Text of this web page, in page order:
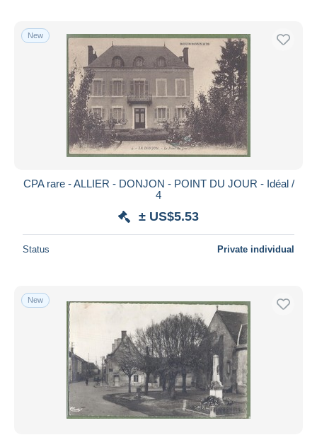
New
CPA rare - ALLIER - DONJON - POINT DU JOUR - Idéal /
4
± US$5.53
Status Private individual
New